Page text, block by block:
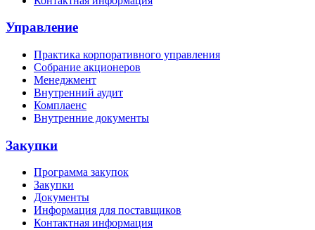
Управление
Практика корпоративного управления
Собрание акционеров
Менеджмент
Внутренний аудит
Комплаенс
Внутренние документы
Закупки
Программа закупок
Закупки
Документы
Информация для поставщиков
Контактная информация